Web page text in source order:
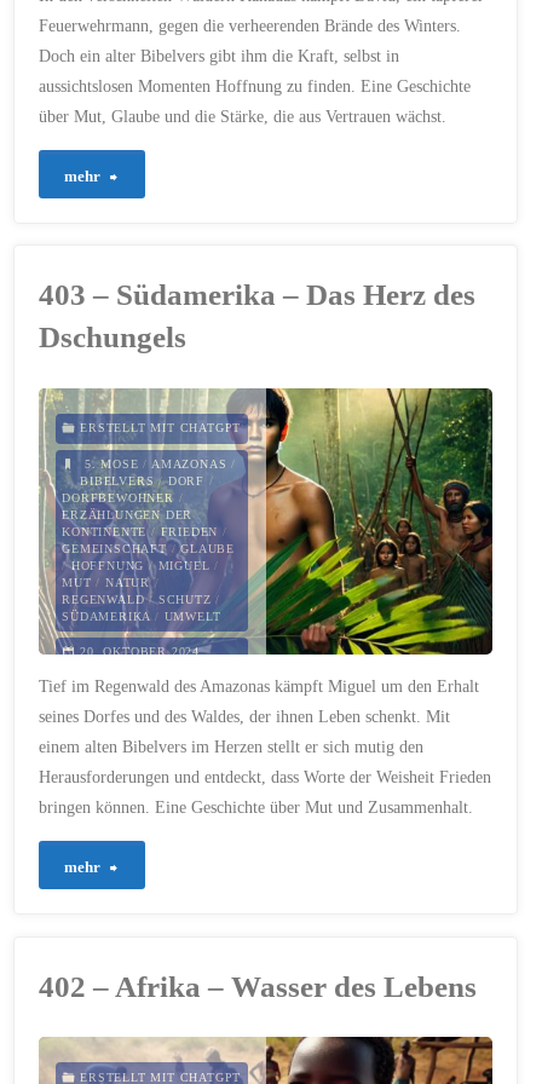
Feuerwehrmann, gegen die verheerenden Brände des Winters.
Doch ein alter Bibelvers gibt ihm die Kraft, selbst in
aussichtslosen Momenten Hoffnung zu finden. Eine Geschichte
über Mut, Glaube und die Stärke, die aus Vertrauen wächst.
mehr
Funke
der
Hoffnung"
403 – Südamerika – Das Herz des
Dschungels
ERSTELLT MIT CHATGPT
5. MOSE / AMAZONAS /
BIBELVERS /DORF /
DORFBEWOHNER /
ERZÄHLUNGEN DER
KONTINENTE/ FRIEDEN /
GEMEINSCHAFT/GLAUBE
/HOFFNUNG /MIGUEL /
MUT / NATUR /
REGENWALD/ SCHUTZ /
SÜDAMERIKA / UMWELT
20. OKTOBER 2024
Tief im Regenwald des Amazonas kämpft Miguel um den Erhalt
seines Dorfes und des Waldes, der ihnen Leben schenkt. Mit
einem alten Bibelvers im Herzen stellt er sich mutig den
Herausforderungen und entdeckt, dass Worte der Weisheit Frieden
bringen können. Eine Geschichte über Mut und Zusammenhalt.
mehr
402 – Afrika – Wasser des Lebens
ERSTELLT MIT CHATGPT